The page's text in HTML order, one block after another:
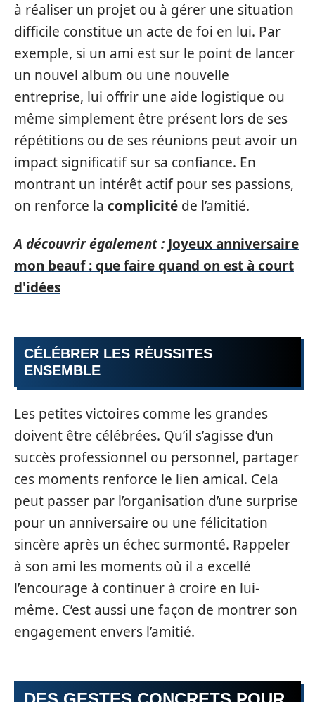
à réaliser un projet ou à gérer une situation
difficile constitue un acte de foi en lui. Par
exemple, si un ami est sur le point de lancer
un nouvel album ou une nouvelle
entreprise, lui offrir une aide logistique ou
même simplement être présent lors de ses
répétitions ou de ses réunions peut avoir un
impact significatif sur sa confiance. En
montrant un intérêt actif pour ses passions,
on renforce la complicité de l’amitié.
A découvrir également : Joyeux anniversaire
mon beauf : que faire quand on est à court
d'idées
CÉLÉBRER LES RÉUSSITES
ENSEMBLE
Les petites victoires comme les grandes
doivent être célébrées. Qu’il s’agisse d’un
succès professionnel ou personnel, partager
ces moments renforce le lien amical. Cela
peut passer par l’organisation d’une surprise
pour un anniversaire ou une félicitation
sincère après un échec surmonté. Rappeler
à son ami les moments où il a excellé
l’encourage à continuer à croire en lui-
même. C’est aussi une façon de montrer son
engagement envers l’amitié.